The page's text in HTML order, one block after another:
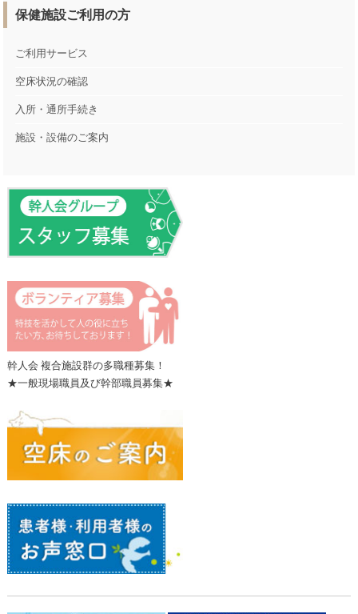
保健施設ご利用の方
ご利用サービス
空床状況の確認
入所・通所手続き
施設・設備のご案内
幹人会 複合施設群の多職種募集！
★一般現場職員及び幹部職員募集★